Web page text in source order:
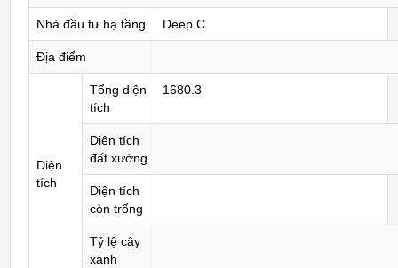
Nhà đầu tư hạ tầng Deep C
Địa điểm
Diện
tích
Tổng diện
tích
1680.3
Diện tích
đất xưởng
Diện tích
còn trống
Tỷ lệ cây
xanh